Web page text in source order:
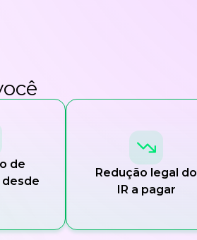
de
Redução legal do
IR a pagar